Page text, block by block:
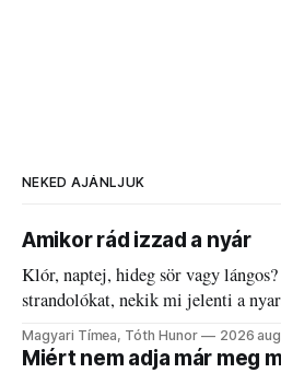
NEKED AJÁNLJUK
Amikor rád izzad a nyár
Klór, naptej, hideg sör vagy
strandolókat, nekik mi jelenti a
kánikulát.
Magyari Tímea, Tóth Hunor 2026
Miért nem adja már meg